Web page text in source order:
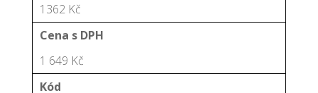
1362 Kč
Cena s DPH
1 649 Kč
Kód